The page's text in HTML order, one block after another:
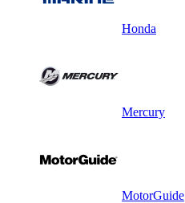
Honda
Mercury
MotorGuide